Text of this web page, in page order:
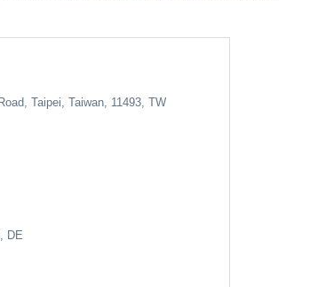
Taipei, Taiwan, 11493, TW
DE